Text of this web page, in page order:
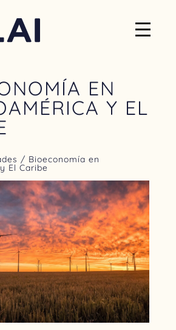
EN
Y EL
/ Bioeconomía en
El Caribe